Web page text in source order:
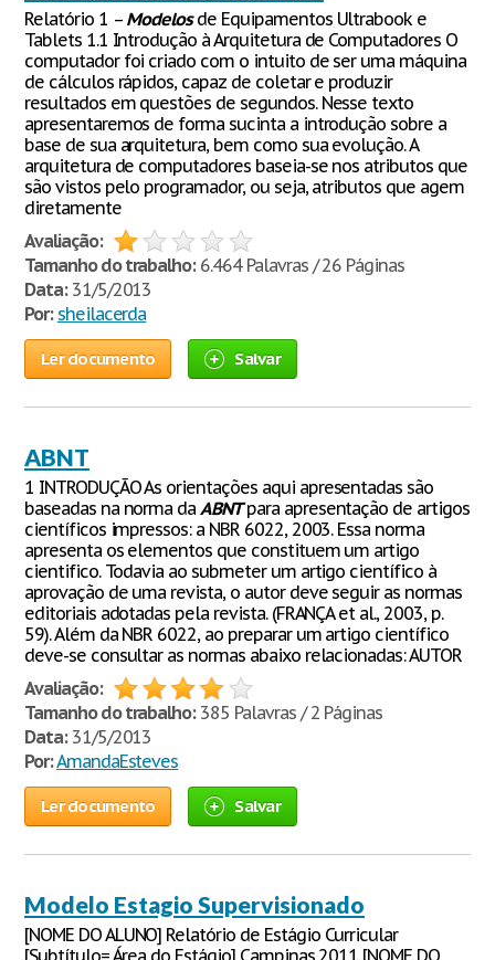
Relatório 1 – Modelosde Equipamentos Ultrabook e
Tablets 1.1 Introdução à Arquitetura de Computadores O
computador foi criado com o intuito de ser uma máquina
de cálculos rápidos, capaz de coletar e produzir
resultados em questões de segundos. Nesse texto
apresentaremos de forma sucinta a introdução sobre a
base de sua arquitetura, bem como sua evolução. A
arquitetura de computadores baseia-se nos atributos que
são vistos pelo programador, ou seja, atributos que agem
diretamente
Avaliação:
Tamanho do trabalho:6.464 Palavras / 26 Páginas
Data:31/5/2013
Por: sheilacerda
Ler documento Salvar
ABNT
1 INTRODUÇÃO As orientações aqui apresentadas são
baseadas na norma daABNTpara apresentação de artigos
científicos impressos: a NBR 6022, 2003. Essa norma
apresenta os elementos que constituem um artigo
cientifico. Todavia ao submeter um artigo científico à
aprovação de uma revista, o autor deve seguir as normas
editoriais adotadas pela revista. (FRANÇA et al., 2003, p.
59). Além da NBR 6022, ao preparar um artigo científico
deve-se consultar as normas abaixo relacionadas: AUTOR
Avaliação:
Tamanho do trabalho:385 Palavras / 2 Páginas
Data:31/5/2013
Por:AmandaEsteves
Ler documento Salvar
Modelo Estagio Supervisionado
[NOME DO ALUNO] Relatório de Estágio Curricular
[Subtítulo= Área do Estágio] Campinas 2011 [NOME DO